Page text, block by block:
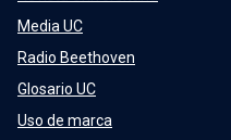
Media UC
Radio Beethoven
Glosario UC
Uso de marca